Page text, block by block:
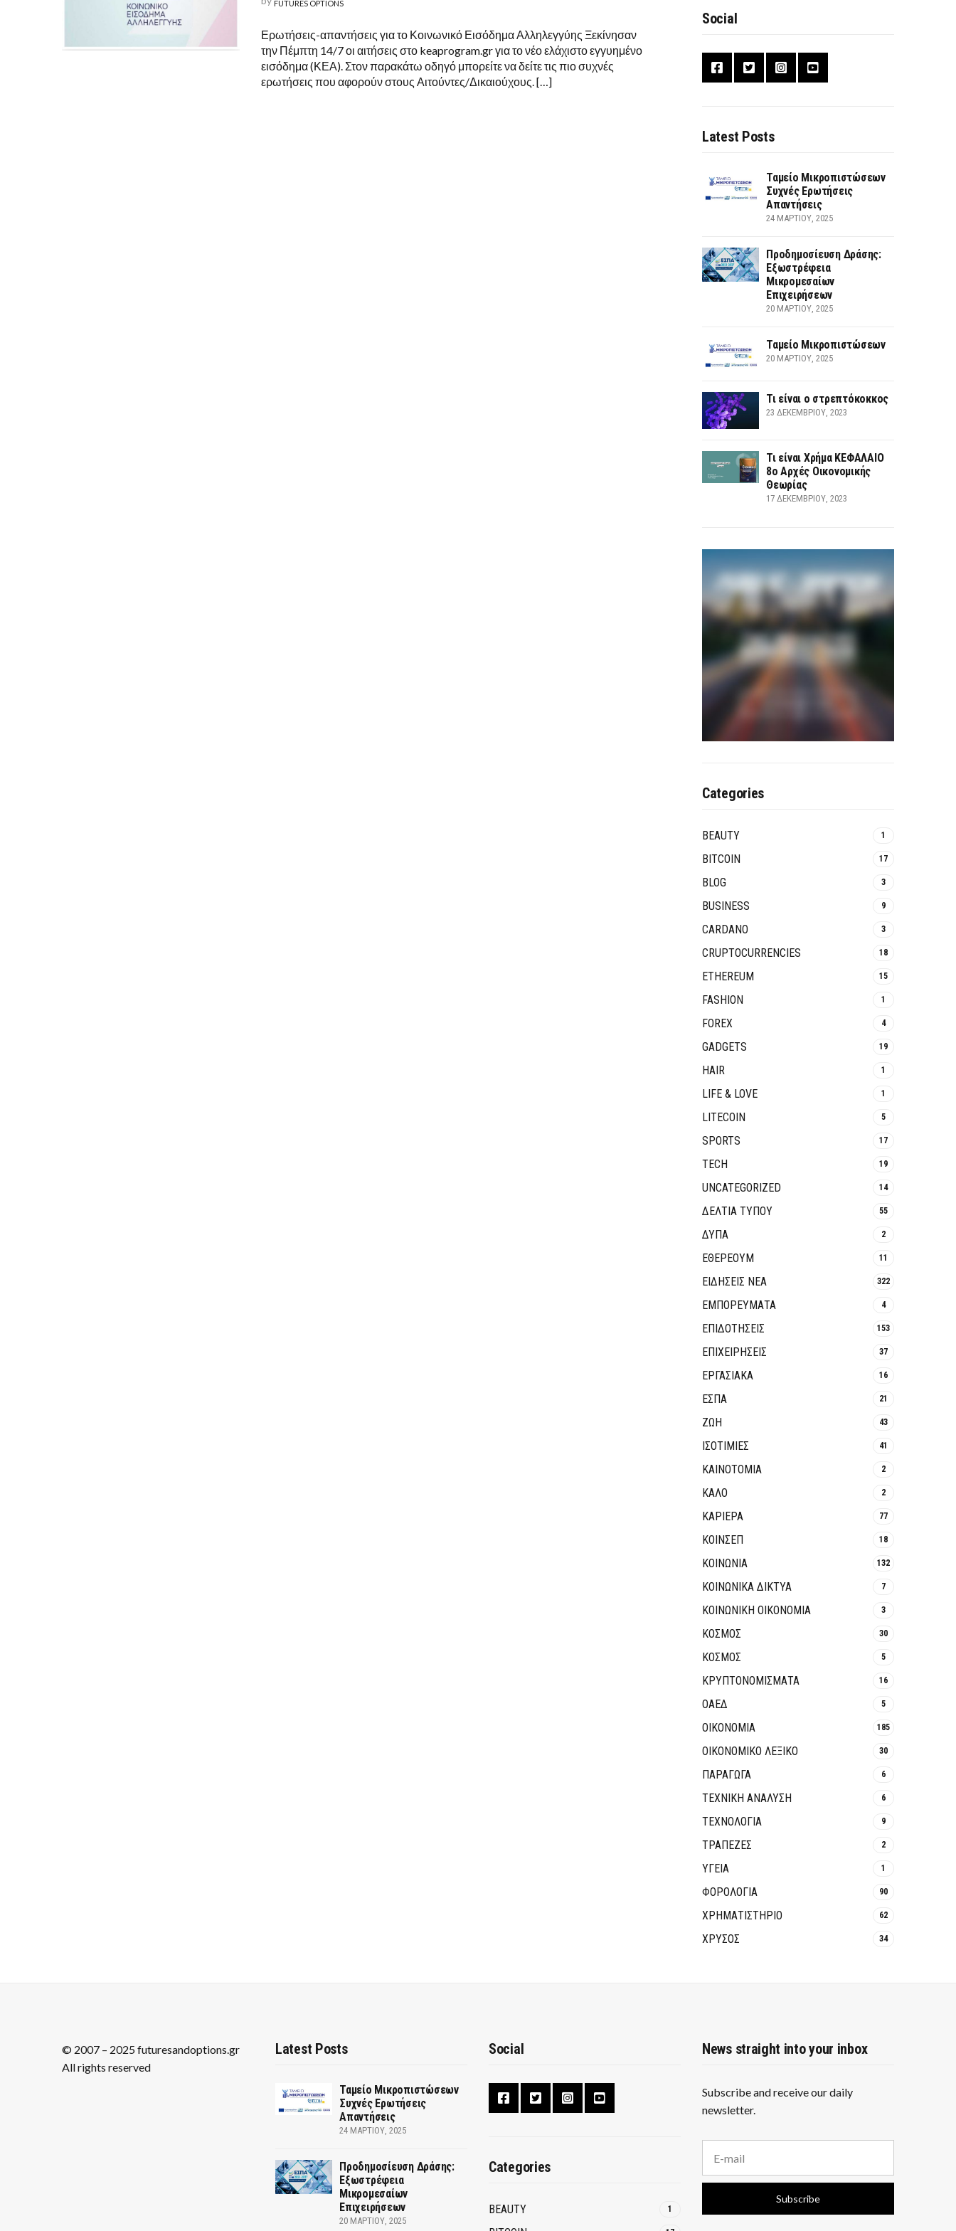
FUTURES OPTIONS
Ερωτήσεις-απαντήσεις για το Κοινωνικό Εισόδημα Αλληλεγγύης Ξεκίνησαν
την Πέμπτη 14/7 οι αιτήσεις στο keaprogram.gr για το νέο ελάχιστο εγγυημένο
εισόδημα (ΚΕΑ). Στον παρακάτω οδηγό μπορείτε να δείτε τις πιο συχνές
ερωτήσεις που αφορούν στους Αιτούντες/Δικαιούχους. […]
Social
Latest Posts
Ταμείο Μικροπιστώσεων
Συχνές Ερωτήσεις
Απαντήσεις
24 ΜΑΡΤΊΟΥ, 2025
Προδημοσίευση Δράσης:
Εξωστρέφεια
Μικρομεσαίων
Επιχειρήσεων
20 ΜΑΡΤΊΟΥ, 2025
Ταμείο Μικροπιστώσεων
20 ΜΑΡΤΊΟΥ, 2025
Τι είναι ο στρεπτόκοκκος
23 ΔΕΚΕΜΒΡΊΟΥ, 2023
Τι είναι Χρήμα ΚΕΦΑΛΑΙΟ
8ο Αρχές Οικονομικής
Θεωρίας
17 ΔΕΚΕΜΒΡΊΟΥ, 2023
Categories
BEAUTY 1
BITCOIN 17
BLOG 3
BUSINESS 9
CARDANO 3
CRUPTOCURRENCIES 18
ETHEREUM 15
FASHION 1
FOREX 4
GADGETS 19
HAIR 1
LIFE & LOVE 1
LITECOIN 5
SPORTS 17
TECH 19
UNCATEGORIZED 14
ΔΕΛΤΙΑ ΤΥΠΟΥ 55
ΔΥΠΑ 2
ΕΘΈΡΕΟΥΜ 11
ΕΙΔΗΣΕΙΣ ΝΕΑ 322
ΕΜΠΟΡΕΥΜΑΤΑ 4
ΕΠΙΔΟΤΗΣΕΙΣ 153
ΕΠΙΧΕΙΡΗΣΕΙΣ 37
ΕΡΓΑΣΙΑΚΑ 16
ΕΣΠΑ 21
ΖΩΗ 43
ΙΣΟΤΙΜΙΕΣ 41
ΚΑΙΝΟΤΟΜΊΑ 2
ΚΑΛΟ 2
ΚΑΡΙΕΡΑ 77
ΚΟΙΝΣΕΠ 18
ΚΟΙΝΩΝΙΑ 132
ΚΟΙΝΩΝΙΚΆ ΔΊΚΤΥΑ 7
ΚΟΙΝΩΝΙΚΉ ΟΙΚΟΝΟΜΊΑ 3
ΚΟΣΜΟΣ 30
ΚΟΣΜΟΣ 5
ΚΡΥΠΤΟΝΟΜΊΣΜΑΤΑ 16
ΟΑΕΔ 5
ΟΙΚΟΝΟΜΙΑ 185
ΟΙΚΟΝΟΜΙΚΟ ΛΕΞΙΚΟ 30
ΠΑΡΑΓΩΓΑ 6
ΤΕΧΝΙΚΗ ΑΝΑΛΥΣΗ 6
ΤΕΧΝΟΛΟΓΙΑ 9
ΤΡΆΠΕΖΕΣ 2
ΥΓΕΙΑ 1
ΦΟΡΟΛΟΓΙΑ 90
ΧΡΗΜΑΤΙΣΤΗΡΙΟ 62
ΧΡΥΣΟΣ 34
© 2007 – 2025 futuresandoptions.gr
All rights reserved
Latest Posts
Ταμείο Μικροπιστώσεων
Συχνές Ερωτήσεις
Απαντήσεις
24 ΜΑΡΤΊΟΥ, 2025
Προδημοσίευση Δράσης:
Εξωστρέφεια
Μικρομεσαίων
Επιχειρήσεων
20 ΜΑΡΤΊΟΥ, 2025
Social
Categories
BEAUTY 1
News straight into your inbox
Subscribe and receive our daily
newsletter.
a
i
a
Subscribe